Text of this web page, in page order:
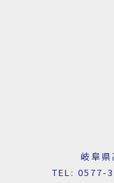
岐阜
TEL: 0577-